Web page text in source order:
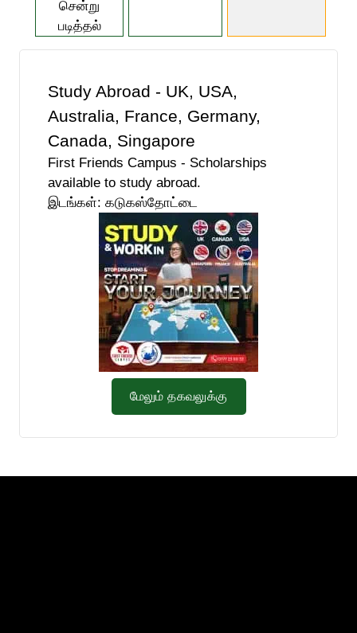
சென்று
படித்தல்
Study Abroad - UK, USA,
Australia, France, Germany,
Canada, Singapore
First Friends Campus - Scholarships
available to study abroad.
இடங்கள்: கடுகஸ்தோட்டை
மேலும் தகவலுக்கு